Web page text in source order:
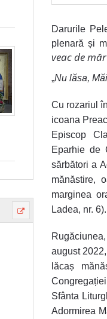
Darurile
plenară și
veac de
„Nu lăsa,
Cu rozariul
icoana
Episcop
Eparhie de
sărbători a
mănăstire,
marginea
Ladea, nr. 6).
august
lăcaș
Sfânta
Adormirea